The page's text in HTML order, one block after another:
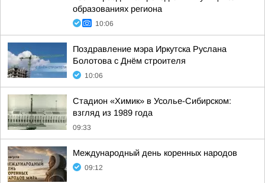
образованиях региона
10:06
Поздравление мэра Иркутска Руслана
Болотова с Днём строителя
10:06
Стадион «Химик» в Усолье-Сибирском:
взгляд из 1989 года
09:33
Международный день коренных народов
09:12